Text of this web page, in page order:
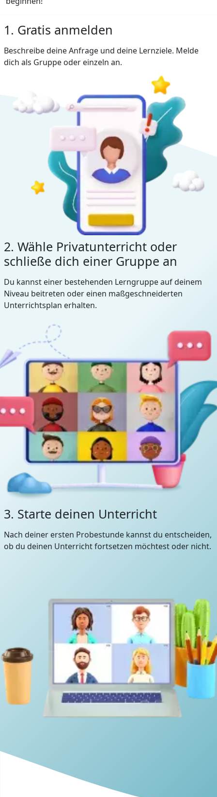
1. Gratis anmelden
Beschreibe deine Anfrage und deine Lernziele. Melde
dich als Gruppe oder einzeln an.
2. Wähle Privatunterricht oder
schließe dich einer Gruppe an
Du kannst einer bestehenden Lerngruppe auf deinem
Niveau beitreten oder einen maßgeschneiderten
Unterrichtsplan erhalten.
3. Starte deinen Unterricht
Nach deiner ersten Probestunde kannst du entscheiden,
ob du deinen Unterricht fortsetzen möchtest oder nicht.